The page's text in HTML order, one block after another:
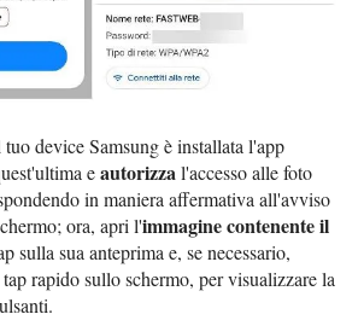
device Samsung è installata l'app
eautorizzal'accesso alle foto
in maniera affermativa all'avviso
ora, apri l'immagine contenente il
sulla sua anteprima e, se necessario,
rapido sullo schermo, per visualizzare la